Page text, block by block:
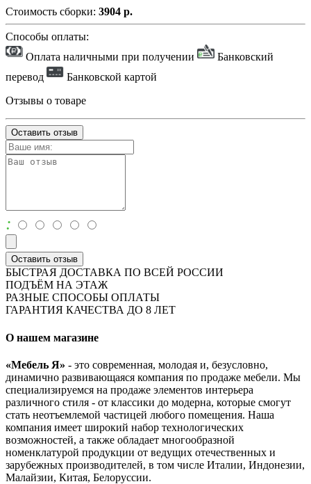
Стоимость сборки: 3904 р.
Способы оплаты:
Оплата наличными при получении
Банковский
перевод
Банковской картой
Отзывы о товаре
Оставить отзыв
:
Оставить отзыв
БЫСТРАЯ ДОСТАВКА ПО ВСЕЙ РОССИИ
ПОДЪЁМ НА ЭТАЖ
РАЗНЫЕ СПОСОБЫ ОПЛАТЫ
ГАРАНТИЯ КАЧЕСТВА ДО 8 ЛЕТ
О нашем магазине
«Мебель Я» - это современная, молодая и, безусловно,
динамично развивающаяся компания по продаже мебели. Мы
специализируемся на продаже элементов интерьера
различного стиля - от классики до модерна, которые смогут
стать неотъемлемой частицей любого помещения. Наша
компания имеет широкий набор технологических
возможностей, а также обладает многообразной
номенклатурой продукции от ведущих отечественных и
зарубежных производителей, в том числе Италии, Индонезии,
Малайзии, Китая, Белоруссии.